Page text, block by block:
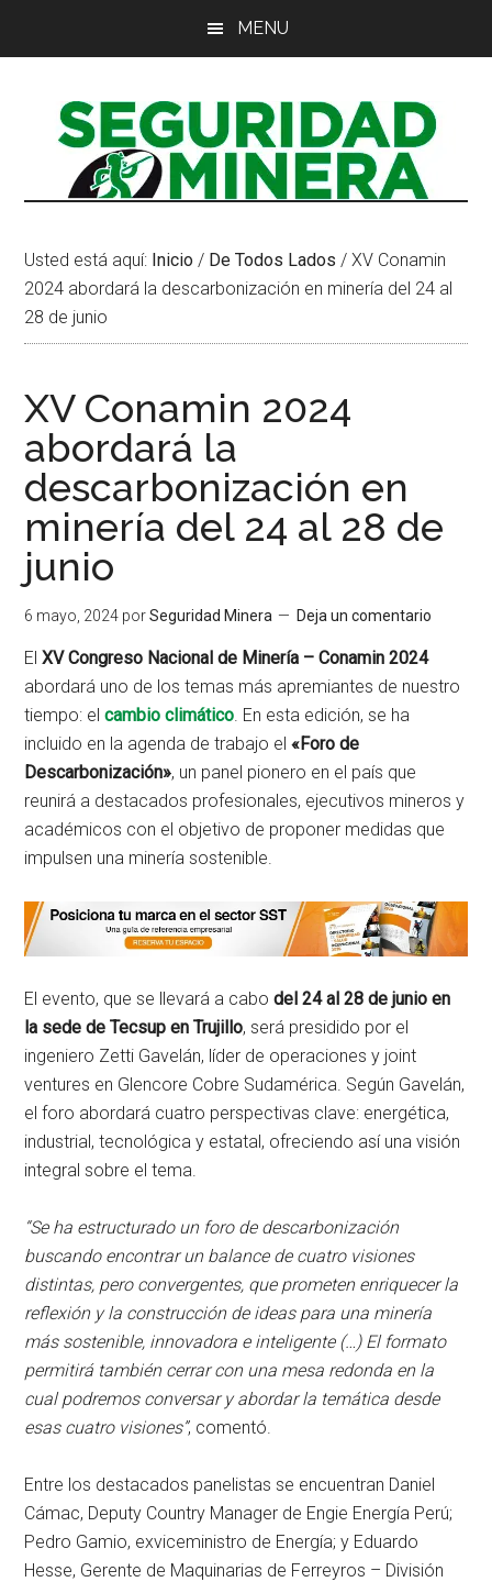
principal
MENU
Usted está aquí: Inicio / De Todos Lados / XV Conamin
2024 abordará la descarbonización en minería del 24 al
28 de junio
XV Conamin 2024
abordará la
descarbonización en
minería del 24 al 28 de
junio
6 mayo, 2024 porSeguridad Minera Deja un comentario
ElXV Congreso Nacional de Minería – Conamin 2024
abordará uno de los temas más apremiantes de nuestro
tiempo: elcambio climático. En esta edición, se ha
incluido en la agenda de trabajo el«Foro de
Descarbonización», un panel pionero en el país que
reunirá a destacados profesionales, ejecutivos mineros y
académicos con el objetivo de proponer medidas que
impulsen una minería sostenible.
El evento, que se llevará a cabodel 24 al 28 de junio en
la sede de Tecsup en Trujillo, será presidido por el
ingeniero Zetti Gavelán, líder de operaciones y joint
ventures en Glencore Cobre Sudamérica. Según Gavelán,
el foro abordará cuatro perspectivas clave: energética,
industrial, tecnológica y estatal, ofreciendo así una visión
integral sobre el tema.
“Se ha estructurado un foro de descarbonización
buscando encontrar un balance de cuatro visiones
distintas, pero convergentes, que prometen enriquecer la
reflexión y la construcción de ideas para una minería
más sostenible, innovadora e inteligente (…) El formato
permitirá también cerrar con una mesa redonda en la
cual podremos conversar y abordar la temática desde
esas cuatro visiones”, comentó.
Entre los destacados panelistas se encuentran Daniel
Cámac, Deputy Country Manager de Engie Energía Perú;
Pedro Gamio, exviceministro de Energía; y Eduardo
Hesse, Gerente de Maquinarias de Ferreyros – División